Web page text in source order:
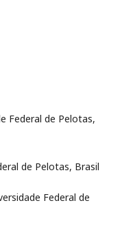
Federal de Pelotas,
de Pelotas, Brasil
Federal de